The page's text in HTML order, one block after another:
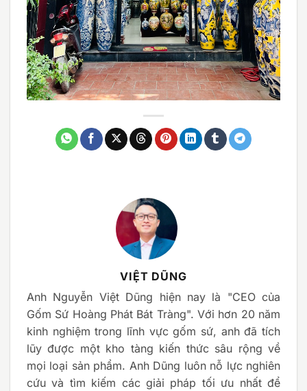
VIỆT DŨNG
Anh Nguyễn Việt Dũng hiện nay là "CEO của
Gốm Sứ Hoàng Phát Bát Tràng". Với hơn 20 năm
kinh nghiệm trong lĩnh vực gốm sứ, anh đã tích
lũy được một kho tàng kiến thức sâu rộng về
mọi loại sản phẩm. Anh Dũng luôn nỗ lực nghiên
cứu và tìm kiếm các giải pháp tối ưu nhất để